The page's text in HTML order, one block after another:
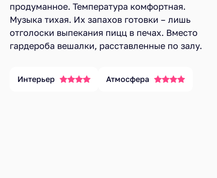
продуманное. Температура комфортная.
Музыка тихая. Их запахов готовки – лишь
отголоски выпекания пицц в печах. Вместо
гардероба вешалки, расставленные по залу.
Интерьер Атмосфера